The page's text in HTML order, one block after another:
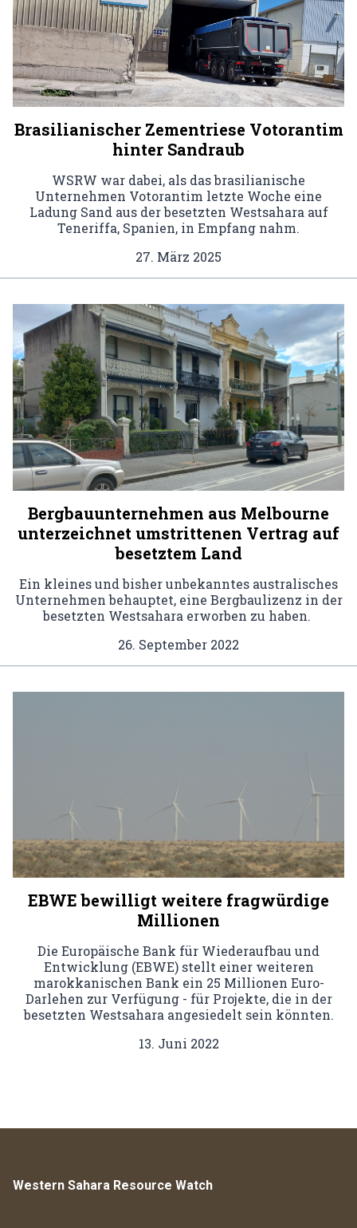
Brasilianischer Zementriese Votorantim
hinter Sandraub
WSRW war dabei, als das brasilianische
Unternehmen Votorantim letzte Woche eine
Ladung Sand aus der besetzten Westsahara auf
Teneriffa, Spanien, in Empfang nahm.
27. März 2025
Bergbauunternehmen aus Melbourne
unterzeichnet umstrittenen Vertrag auf
besetztem Land
Ein kleines und bisher unbekanntes australisches
Unternehmen behauptet, eine Bergbaulizenz in der
besetzten Westsahara erworben zu haben.
26. September 2022
EBWE bewilligt weitere fragwürdige
Millionen
Die Europäische Bank für Wiederaufbau und
Entwicklung (EBWE) stellt einer weiteren
marokkanischen Bank ein 25 Millionen Euro-
Darlehen zur Verfügung - für Projekte, die in der
besetzten Westsahara angesiedelt sein könnten.
13. Juni 2022
Western Sahara Resource Watch